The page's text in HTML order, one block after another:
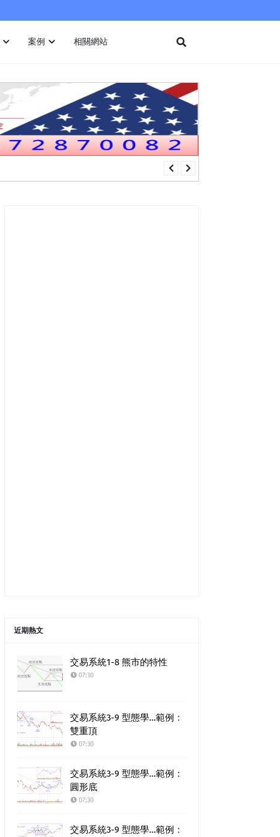
案例 相關網站
近期熱文
交易系統1-8 熊市的特性
07:30
交易系統3-9 型態學…範例：
雙重頂
07:30
交易系統3-9 型態學…範例：
圓形底
07:30
交易系統3-9 型態學…範例：